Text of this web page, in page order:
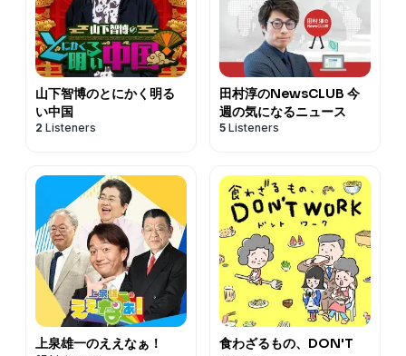
山下智博のとにかく明る
い中国
2 Listeners
田村淳のNewsCLUB 今
週の気になるニュース
5 Listeners
上泉雄一のええなぁ！
食わざるもの、DON'T